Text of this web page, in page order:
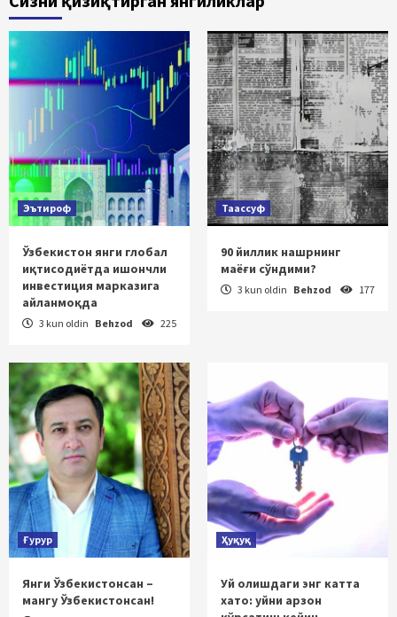
Эътироф
Ўзбекистон янги глобал
иқтисодиётда ишончли
инвестиция марказига
айланмоқда
3 kun oldin Behzod 225
Таассуф
90 йиллик нашрнинг
маёғи сўндими?
3 kun oldin Behzod 177
Ғурур
Янги Ўзбекистонсан –
мангу Ўзбекистонсан!
Ҳуқуқ
Уй олишдаги энг катта
хато: уйни арзон